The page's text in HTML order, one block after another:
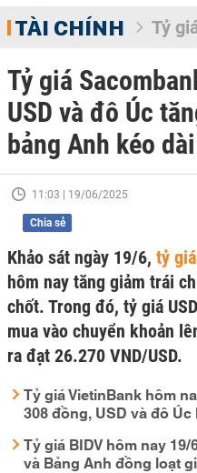
TÀI CHÍNH Tỷ
Tỷ giá
USD và đô Úc
bảng Anh kéo
11:03 | 19/06/2025
Chia sẻ
Khảo sát ngày 19/6, tỷ
hôm nay tăng giảm trái
chốt. Trong đó, tỷ giá
mua vào chuyển khoản
ra đạt 26.270 VND/USD.
Tỷ giá VietinBank hôm
308 đồng, USD và đô Úc
Tỷ giá BIDV hôm nay
và Bảng Anh đồng loạt